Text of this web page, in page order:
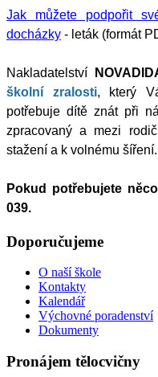
Jak můžete podpořit
docházky - leták (formát
Nakladatelství
školní zralosti, který
potřebuje dítě znát při
zpracovaný a mezi
stažení a k volnému
Pokud potřebujete
039.
Doporučujeme
O naší škole
Kontakty
Kalendář
Výchovné poradenství
Dokumenty
Pronájem tělocvičny